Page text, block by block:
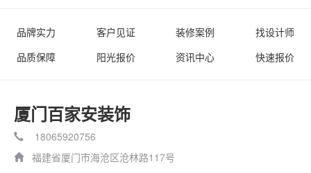
品牌实力 客户见证 装修案例
找设计师
品质保障
阳光报价 资讯中心 快速报价
厦门百家安装饰
18065920756
福建省厦门市海沧区沧林路117号